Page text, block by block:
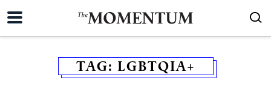
TAG: LGBTQIA+